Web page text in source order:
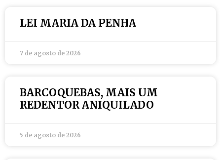
LEI MARIA DA PENHA
7 de agosto de 2026
BARCOQUEBAS, MAIS UM
REDENTOR ANIQUILADO
5 de agosto de 2026